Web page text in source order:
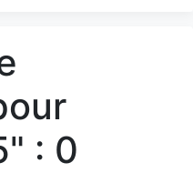
: 0